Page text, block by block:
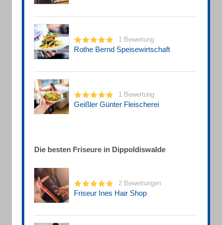
1 Bewertung
Rothe Bernd Speisewirtschaft
1 Bewertung
Geißler Günter Fleischerei
Die besten Friseure in Dippoldiswalde
2 Bewertungen
Friseur Ines Hair Shop